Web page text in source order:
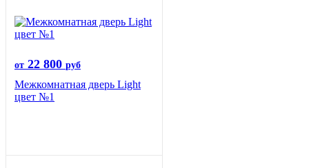
от 22 800 руб
Межкомнатная дверь Light
цвет №1